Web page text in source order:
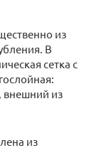
из
В
сетка с
внешний из
из